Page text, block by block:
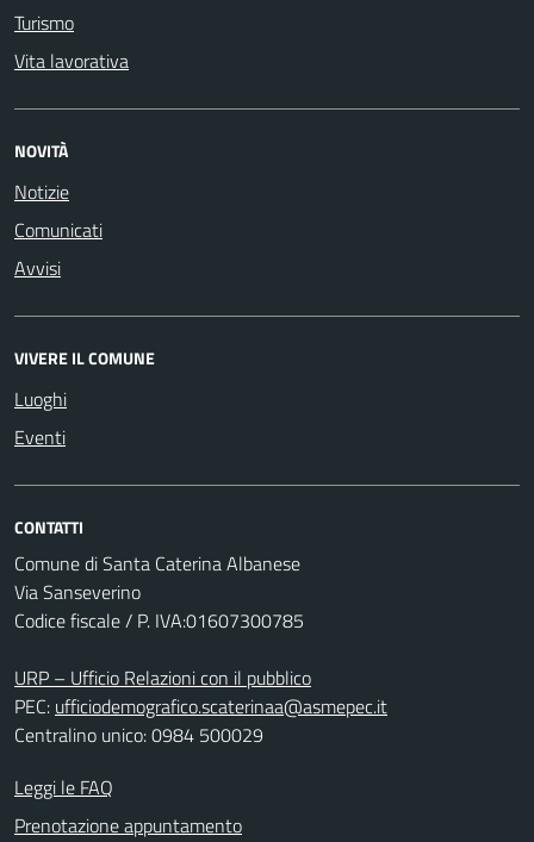
Turismo
Vita lavorativa
NOVITÀ
Notizie
Comunicati
Avvisi
VIVERE IL COMUNE
Luoghi
Eventi
CONTATTI
Comune di Santa Caterina Albanese
Via Sanseverino
Codice fiscale / P. IVA:01607300785
URP – Ufficio Relazioni con il pubblico
PEC: ufficiodemografico.scaterinaa@asmepec.it
Centralino unico: 0984 500029
Leggi le FAQ
Prenotazione appuntamento